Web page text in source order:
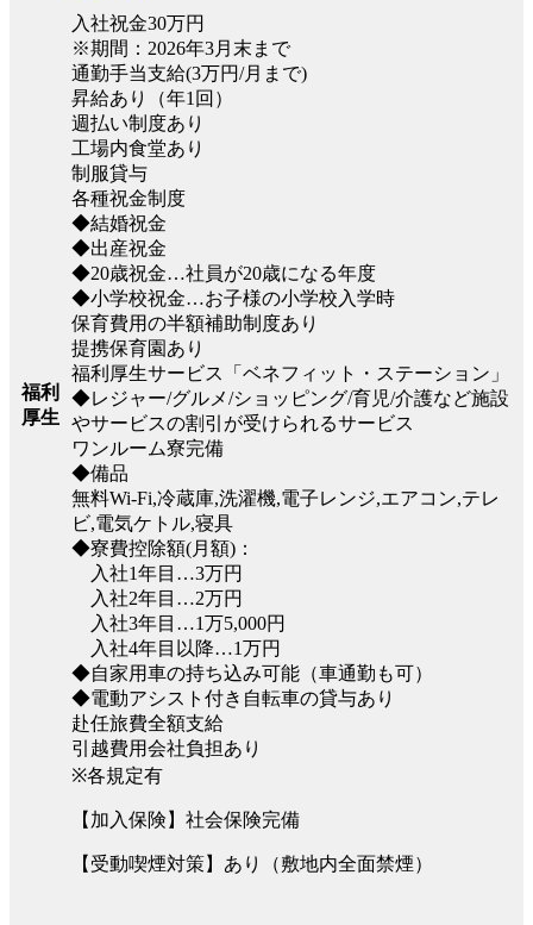
福利
厚生
入社祝金30万円
※期間：2026年3月末まで
通勤手当支給(3万円/月まで)
昇給あり（年1回）
週払い制度あり
工場内食堂あり
制服貸与
各種祝金制度
◆結婚祝金
◆出産祝金
◆20歳祝金…社員が20歳になる年度
◆小学校祝金…お子様の小学校入学時
保育費用の半額補助制度あり
提携保育園あり
福利厚生サービス「ベネフィット・ステーション」
◆レジャー/グルメ/ショッピング/育児/介護など施設
やサービスの割引が受けられるサービス
ワンルーム寮完備
◆備品
無料Wi-Fi,冷蔵庫,洗濯機,電子レンジ,エアコン,テレ
ビ,電気ケトル,寝具
◆寮費控除額(月額)：
入社1年目…3万円
入社2年目…2万円
入社3年目…1万5,000円
入社4年目以降…1万円
◆自家用車の持ち込み可能（車通勤も可）
◆電動アシスト付き自転車の貸与あり
赴任旅費全額支給
引越費用会社負担あり
※各規定有
【加入保険】社会保険完備
【受動喫煙対策】あり（敷地内全面禁煙）